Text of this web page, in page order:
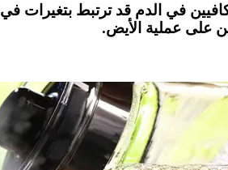
في الدم قد ترتبط بتغيرات
على عملية الأيض.